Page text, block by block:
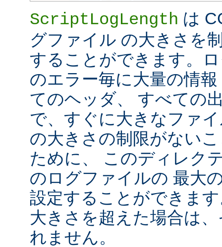
ScriptLogLength は
グファイル の大きさを
することができます。
のエラー毎に大量の情
てのヘッダ、 すべての
で、すぐに大きなファ
の大きさの制限がない
ために、 このディレク
のログファイルの 最大
設定することができま
大きさを超えた場合は
れません。